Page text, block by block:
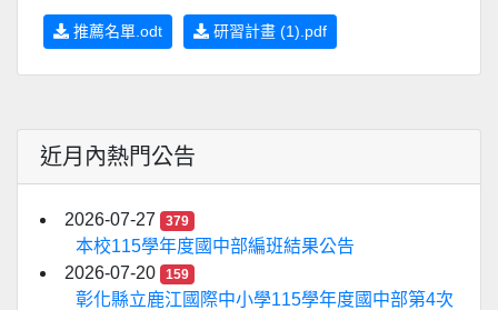
推薦名單.odt 研習計畫 (1).pdf
近月內熱門公告
2026-07-27 379
本校115學年度國中部編班結果公告
2026-07-20
159
彰化縣立鹿江國際中小學115學年度國中部第4次